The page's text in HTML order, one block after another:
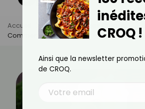
Accueil Actus
Astuces Culinaires
Comment Bien Congeler Des Poireaux ?
CROQ !
Ainsi que la newsletter
de CROQ.